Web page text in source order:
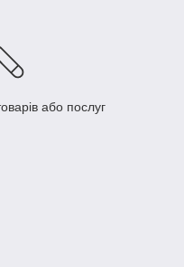
або послуг